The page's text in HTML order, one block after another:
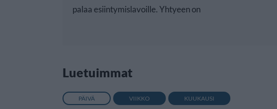
palaa esiintymislavoille. Yhtyeen on
Luetuimmat
PÄIVÄ VIIKKO KUUKAUSI